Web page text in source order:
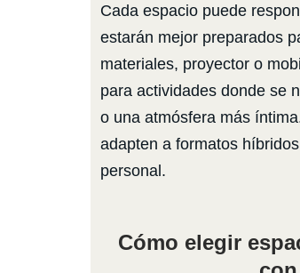
Cada espacio puede
estarán mejor preparados
materiales, proyector o
para actividades donde se
o una atmósfera más
adapten a formatos
personal.
Cómo elegir